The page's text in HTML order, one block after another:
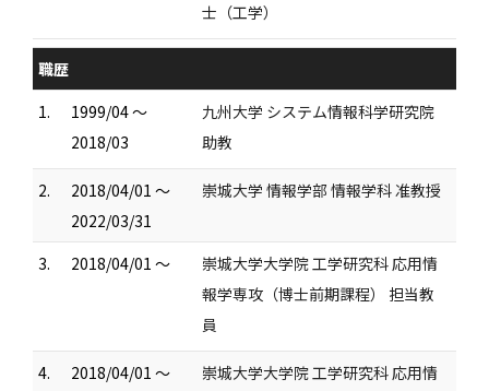
士（工学）
職歴
1.
1999/04 ～
2018/03
九州大学 システム情報科学研究院
助教
2.
2018/04/01 ～
2022/03/31
崇城大学 情報学部 情報学科 准教授
3. 2018/04/01 ～
崇城大学大学院 工学研究科 応用情
報学専攻（博士前期課程） 担当教
員
4.
2018/04/01 ～
崇城大学大学院 工学研究科 応用情